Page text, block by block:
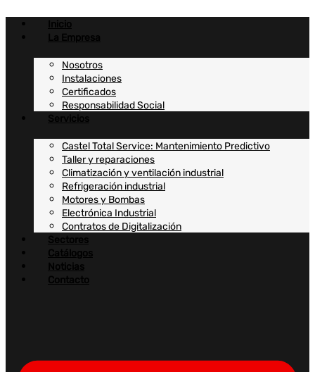
contenido
Inicio
La Empresa
Nosotros
Instalaciones
Certificados
Responsabilidad Social
Servicios
Castel Total Service: Mantenimiento Predictivo
Taller y reparaciones
Climatización y ventilación industrial
Refrigeración industrial
Motores y Bombas
Electrónica Industrial
Contratos de Digitalización
Sectores
Catálogos
Noticias
Contacto